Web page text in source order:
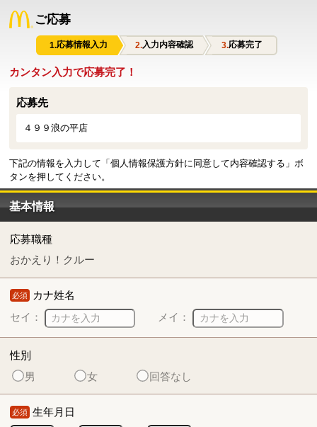
ご応募
応募情報入力 入力内容確認 応募完了
カンタン入力で応募完了！
応募先
４９９浪の平店
下記の情報を入力して「個人情報保護方針に同意して内容確認する」ボ
タンを押してください。
基本情報
応募職種
おかえり！クルー
必須 カナ姓名
セイ：
メイ：
性別
男
女 回答なし
必須 生年月日